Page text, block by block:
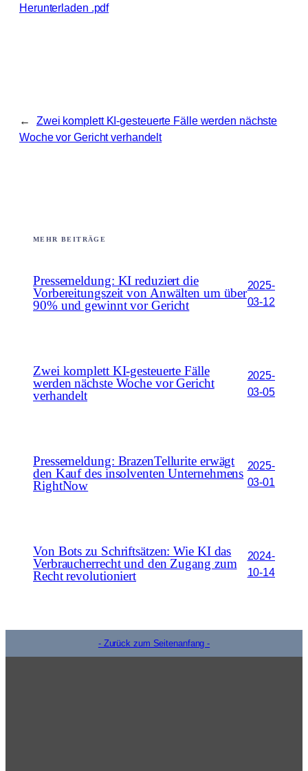
Herunterladen .pdf
←
Zwei komplett KI-gesteuerte Fälle werden nächste
Woche vor Gericht verhandelt
MEHR BEITRÄGE
Pressemeldung: KI reduziert die
Vorbereitungszeit von Anwälten um über
90% und gewinnt vor Gericht
2025-
03-12
Zwei komplett KI-gesteuerte Fälle
werden nächste Woche vor Gericht
verhandelt
2025-
03-05
Pressemeldung: BrazenTellurite erwägt
den Kauf des insolventen Unternehmens
RightNow
2025-
03-01
Von Bots zu Schriftsätzen: Wie KI das
Verbraucherrecht und den Zugang zum
Recht revolutioniert
2024-
10-14
- Zurück zum Seitenanfang -